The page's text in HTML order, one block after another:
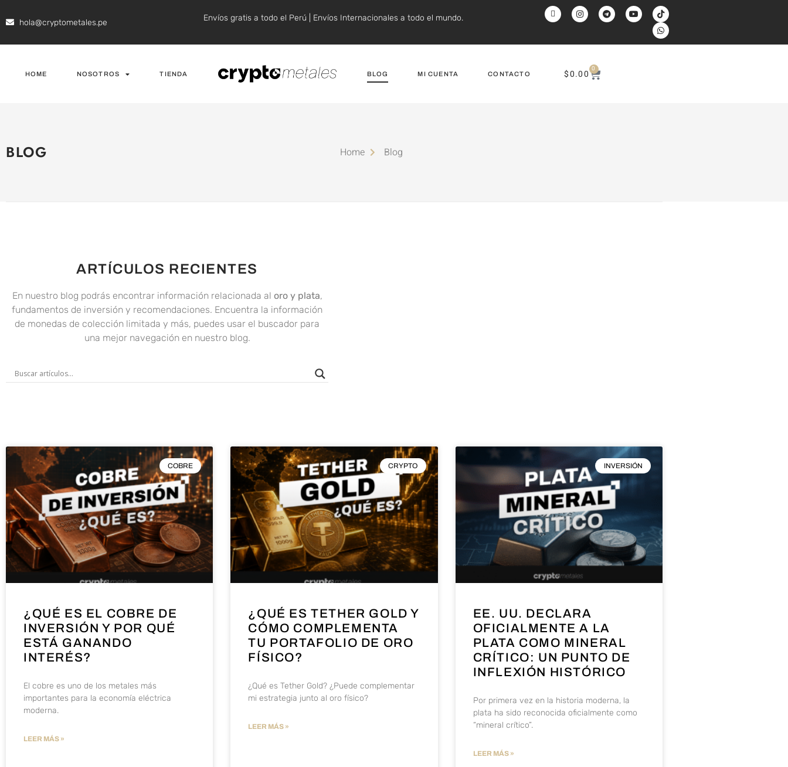
hola@cryptometales.pe Envíos gratis a todo el Perú | Envíos Internacionales a todo el mundo.
HOME NOSOTROS TIENDA BLOG MI CUENTA CONTACTO $0.00 0
BLOG Home Blog
ARTÍCULOS RECIENTES
En nuestro blog podrás encontrar información relacionada al oro y plata,
fundamentos de inversión y recomendaciones. Encuentra la información
de monedas de colección limitada y más, puedes usar el buscador para
una mejor navegación en nuestro blog.
COBRE
¿QUÉ ES EL COBRE DE
INVERSIÓN Y POR QUÉ
ESTÁ GANANDO
INTERÉS?
El cobre es uno de los metales más
importantes para la economía eléctrica
moderna.
LEER MÁS »
CRYPTO
¿QUÉ ES TETHER GOLD Y
CÓMO COMPLEMENTA
TU PORTAFOLIO DE ORO
FÍSICO?
¿Qué es Tether Gold? ¿Puede complementar
mi estrategia junto al oro físico?
LEER MÁS »
INVERSIÓN
EE. UU. DECLARA
OFICIALMENTE A LA
PLATA COMO MINERAL
CRÍTICO: UN PUNTO DE
INFLEXIÓN HISTÓRICO
Por primera vez en la historia moderna, la
plata ha sido reconocida oficialmente como
“mineral crítico”.
LEER MÁS »